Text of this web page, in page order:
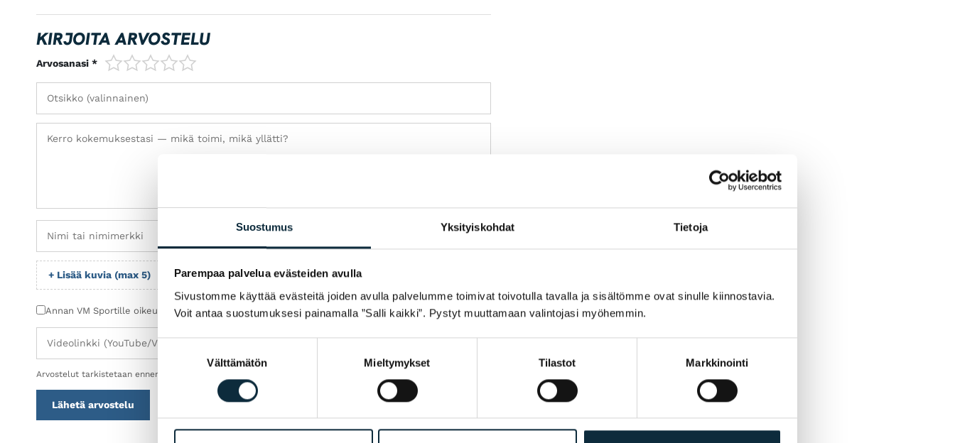
Suostumus Yksityiskohdat Tietoja
Parempaa palvelua evästeiden avulla
Sivustomme käyttää evästeitä joiden avulla palvelumme toimivat toivotulla tavalla ja sisältömme ovat sinulle kiinnostavia.
Voit antaa suostumuksesi painamalla ”Salli kaikki”. Pystyt muuttamaan valintojasi myöhemmin.
valinta
Välttämätön Mieltymykset Tilastot Markkinointi
KIRJOITA ARVOSTELU
Arvosanasi * 1/5 2/53/54/5
+ Lisää kuvia (max 5)
Annan VM Sportille oikeuden julkaista lähettämäni kuvat arvostelun yhteydessä.
Arvostelut tarkistetaan ennen julkaisua.
Lähetä arvostelu